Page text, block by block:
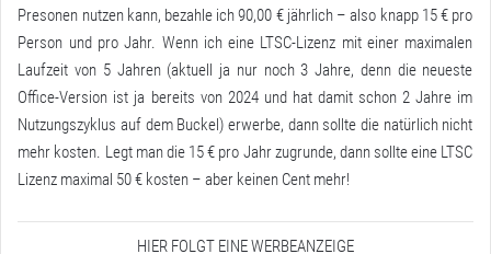
Presonen nutzen kann, bezahle ich 90,00 € jährlich – also knapp 15 € pro
Person und pro Jahr. Wenn ich eine LTSC-Lizenz mit einer maximalen
Laufzeit von 5 Jahren (aktuell ja nur noch 3 Jahre, denn die neueste
Office-Version ist ja bereits von 2024 und hat damit schon 2 Jahre im
Nutzungszyklus auf dem Buckel) erwerbe, dann sollte die natürlich nicht
mehr kosten. Legt man die 15 € pro Jahr zugrunde, dann sollte eine LTSC
Lizenz maximal 50 € kosten – aber keinen Cent mehr!
HIER FOLGT EINE WERBEANZEIGE